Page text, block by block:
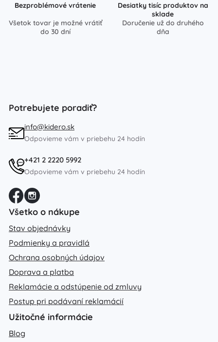
Bezproblémové vrátenie
Všetok tovar je možné vrátiť
do 30 dní
Desiatky tisíc produktov na
sklade
Doručenie už do druhého
dňa
Potrebujete poradiť?
info@kidero.sk
Odpovieme vám v priebehu 24 hodín
+421 2 2220 5992
Odpovieme vám v priebehu 24 hodín
Všetko o nákupe
Stav objednávky
Podmienky a pravidlá
Ochrana osobných údajov
Doprava a platba
Reklamácie a odstúpenie od zmluvy
Postup pri podávaní reklamácií
Užitočné informácie
Blog